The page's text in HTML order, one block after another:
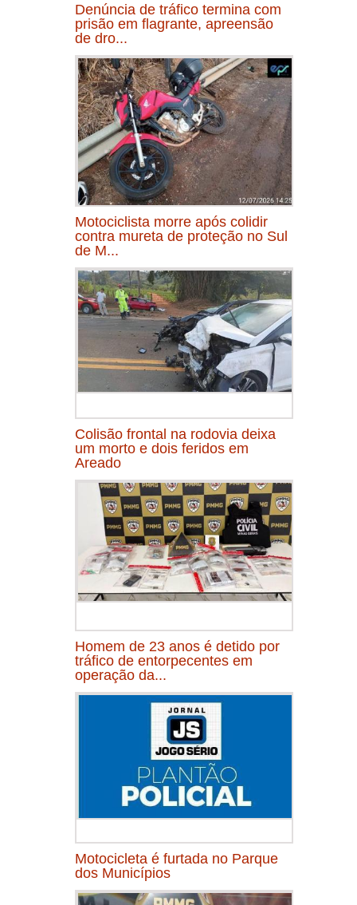
Denúncia de tráfico termina com
prisão em flagrante, apreensão
de dro...
Motociclista morre após colidir
contra mureta de proteção no Sul
de M...
Colisão frontal na rodovia deixa
um morto e dois feridos em
Areado
Homem de 23 anos é detido por
tráfico de entorpecentes em
operação da...
Motocicleta é furtada no Parque
dos Municípios